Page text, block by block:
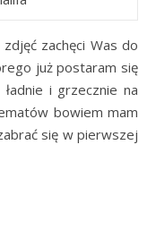
zachęci Was do
już postaram się
i grzecznie na
bowiem mam
się w pierwszej